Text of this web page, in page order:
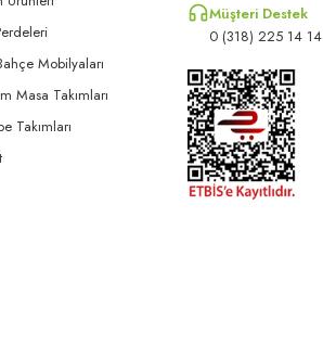
Mobilyaları
Masa Takımları
Takımları
Müşteri Destek
0 (318) 225 14 14